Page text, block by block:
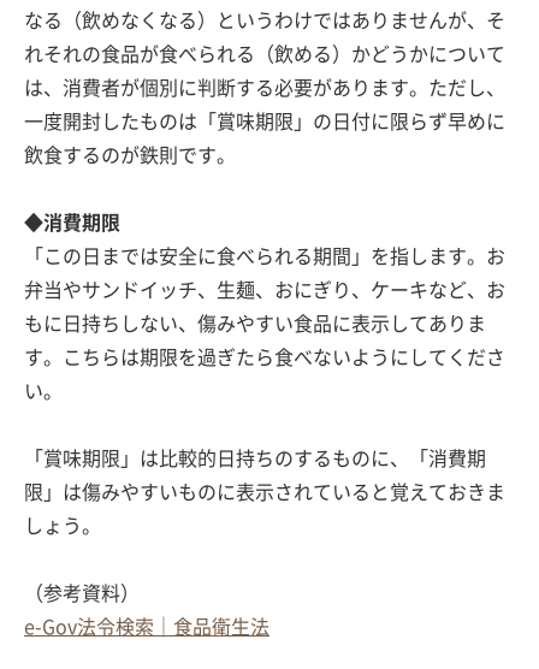
なる（飲めなくなる）というわけではありませんが、そ
れそれの食品が食べられる（飲める）かどうかについて
は、消費者が個別に判断する必要があります。ただし、
一度開封したものは「賞味期限」の日付に限らず早めに
飲食するのが鉄則です。
◆消費期限
「この日までは安全に食べられる期間」を指します。お
弁当やサンドイッチ、生麺、おにぎり、ケーキなど、お
もに日持ちしない、傷みやすい食品に表示してありま
す。こちらは期限を過ぎたら食べないようにしてくださ
い。
「賞味期限」は比較的日持ちのするものに、「消費期
限」は傷みやすいものに表示されていると覚えておきま
しょう。
（参考資料）
e-Gov法令検索｜食品衛生法